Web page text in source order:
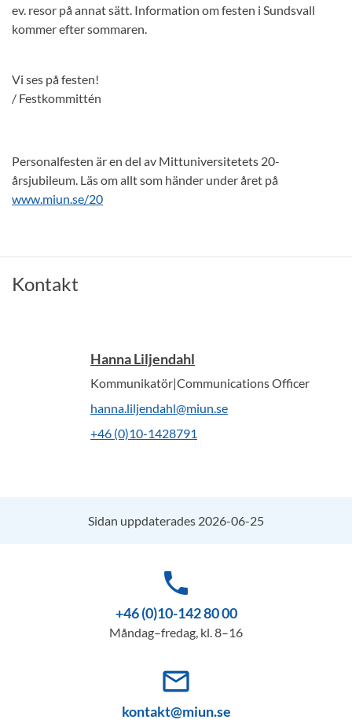
ev. resor på annat sätt. Information om festen i Sundsvall
kommer efter sommaren.
Vi ses på festen!
/ Festkommittén
Personalfesten är en del av Mittuniversitetets 20-
årsjubileum. Läs om allt som händer under året på
www.miun.se/20
Kontakt
Hanna Liljendahl
Kommunikatör|Communications Officer
hanna.liljendahl@miun.se
+46 (0)10-1428791
Sidan uppdaterades 2026-06-25
phone
+46 (0)10-142 80 00
Måndag–fredag, kl. 8–16
mail_outline
kontakt@miun.se